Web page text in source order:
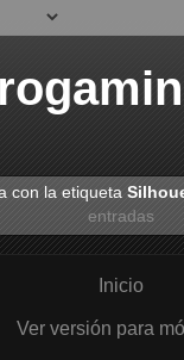
con la etiqueta
entradas
Inicio
Ver versión para